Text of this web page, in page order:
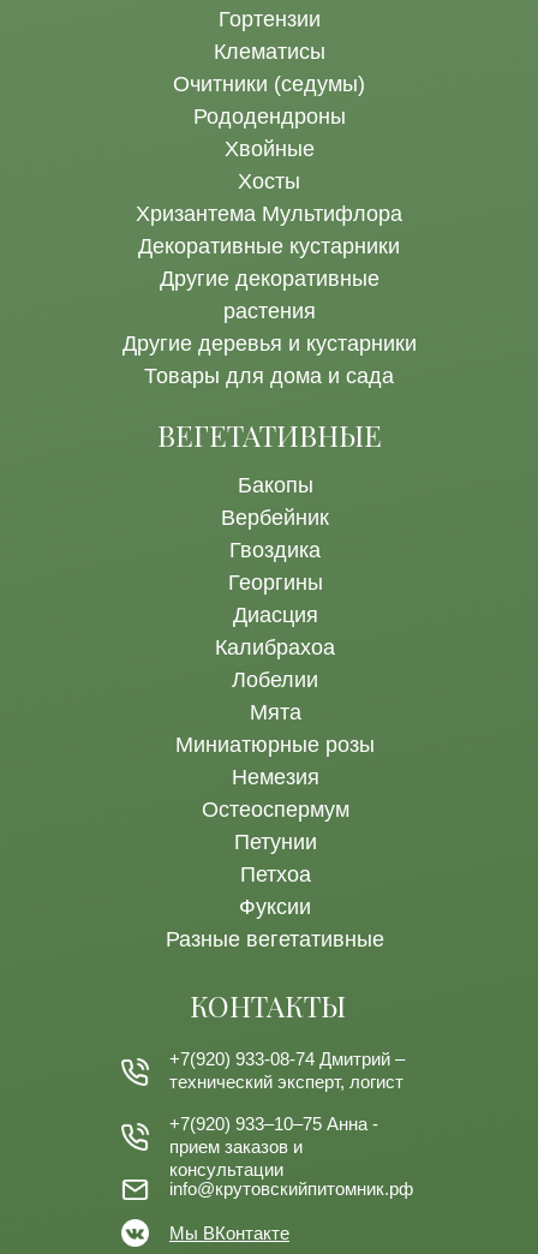
КОНТАКТЫ
Гортензии
Клематисы
Очитники (седумы)
Рододендроны
Хвойные
Хосты
Хризантема Мультифлора
Декоративные кустарники
Другие декоративные
растения
Другие деревья и кустарники
Товары для дома и сада
info@крутовскийпитомник.рф
Мы ВКонтакте
+7(920) 933–10–75 Анна -
прием заказов и
консультации
+7(920) 933-08-74 Дмитрий –
технический эксперт, логист
Бакопы
Вербейник
Гвоздика
Георгины
Диасция
Калибрахоа
Лобелии
Мята
Миниатюрные розы
Немезия
Остеоспермум
Петунии
Петхоа
Фуксии
Разные вегетативные
ВЕГЕТАТИВНЫЕ